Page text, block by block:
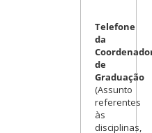
Telefone
da
de
Graduação
(Assunto
referentes
às
disciplinas,